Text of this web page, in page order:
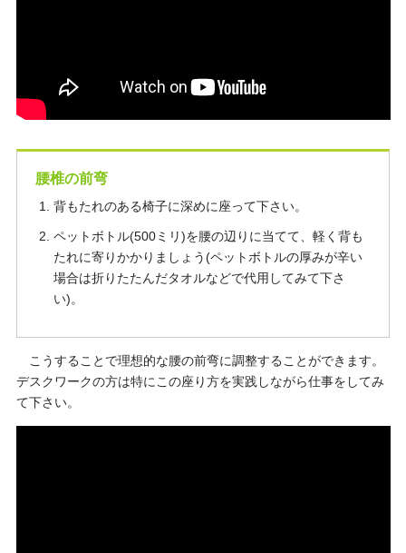
腰椎の前弯
背もたれのある椅子に深めに座って下さい。
ペットボトル(500ミリ)を腰の辺りに当てて、軽く背も
たれに寄りかかりましょう(ペットボトルの厚みが辛い
場合は折りたたんだタオルなどで代用してみて下さ
い)。
こうすることで理想的な腰の前弯に調整することができます。
デスクワークの方は特にこの座り方を実践しながら仕事をしてみ
て下さい。